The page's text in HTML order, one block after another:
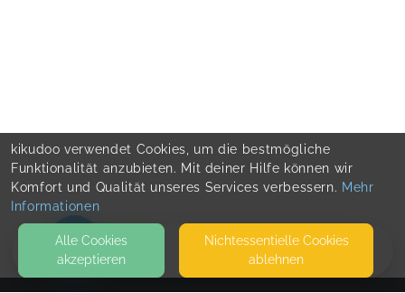
HOME
kikudoo verwendet Cookies, um die bestmögliche
Funktionalität anzubieten. Mit deiner Hilfe können wir
Komfort und Qualität unseres Services verbessern. Mehr
Informationen
Alle Cookies
akzeptieren
Nicht­essentielle Cookies
ablehnen